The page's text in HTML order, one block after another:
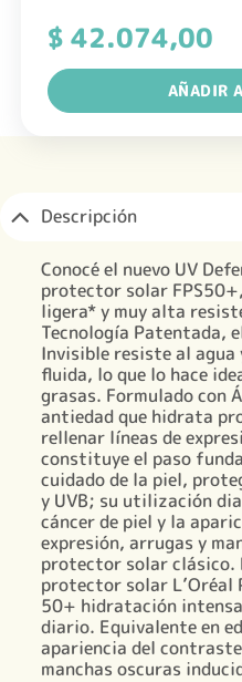
$42.074,00
AÑADIR
Descripción
Conocé el nuevo UV
protector solar
ligera* y muy alta
Tecnología Patentada,
Invisible resiste al
fluida, lo que lo hace
grasas. Formulado con
antiedad que hidrata
rellenar líneas de
constituye el paso
cuidado de la piel,
y UVB; su utilización
cáncer de piel y la
expresión, arrugas y
protector solar clásico.
protector solar L’Oréal
50+ hidratación
diario. Equivalente en
apariencia del
manchas oscuras